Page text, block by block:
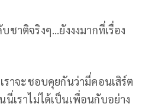
าติจริงๆ...ยังงงมากที่เรื่อง
าจะชอบคุยกันว่ามี่คอนเสิร์ต
เราไม่ได้เป็นเพื่อนกับอย่าง